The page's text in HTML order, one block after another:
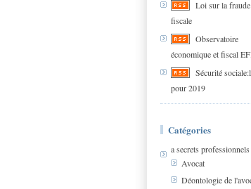
Loi sur la fraude
fiscale
Observatoire
économique et fiscal
Sécurité
pour 2019
Catégories
a secrets professionnels
Avocat
Déontologie de